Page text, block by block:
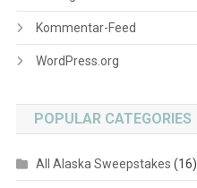
Kommentar-Feed
WordPress.org
POPULAR CATEGORIES
All Alaska Sweepstakes (16)